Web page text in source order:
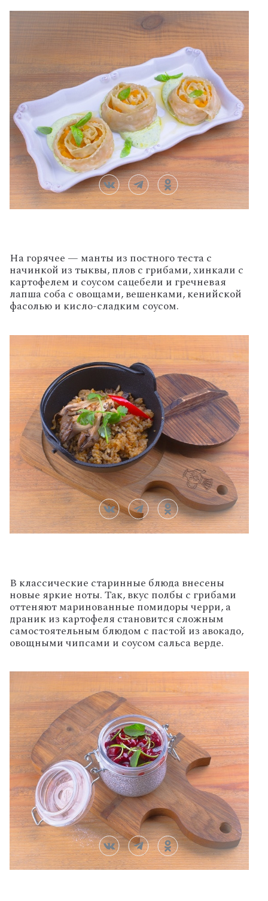
На горячее — манты из постного теста с
начинкой из тыквы, плов с грибами, хинкали с
картофелем и соусом сацебели и гречневая
лапша соба с овощами, вешенками, кенийской
фасолью и кисло-сладким соусом.
В классические старинные блюда внесены
новые яркие ноты. Так, вкус полбы с грибами
оттеняют маринованные помидоры черри, а
драник из картофеля становится сложным
самостоятельным блюдом с пастой из авокадо,
овощными чипсами и соусом сальса верде.